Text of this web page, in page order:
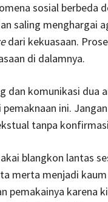
sosial berbeda
saling menghargai
dari kekuasaan.
di dalamnya.
dan komunikasi dua
ini.
tanpa
blangkon lantas
merta menjadi
pemakainya karena